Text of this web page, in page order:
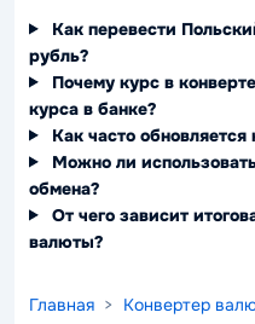
Как перевести
рубль?
Почему курс в
курса в банке?
Как часто обновляется
Можно ли
обмена?
От чего зависит
валюты?
Главная > Конвертер